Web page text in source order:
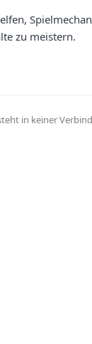
zu meistern.
in keiner